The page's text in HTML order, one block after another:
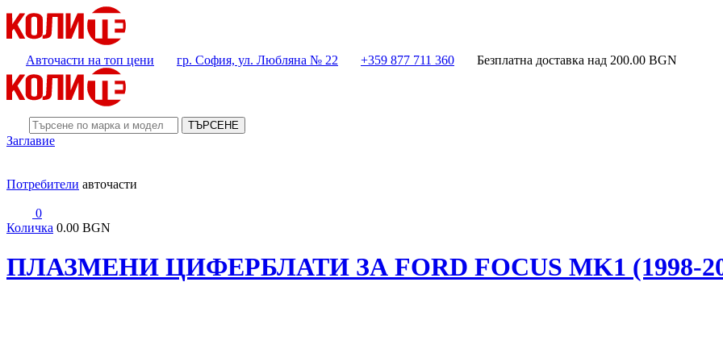
Авточасти на топ цени гр. София, ул. Любляна № 22 +359 877 711 360 Безплатна доставка над 200.00 BGN
ТЪРСЕНЕ
Заглавие
Потребители авточасти
0
Количка 0.00 BGN
ПЛАЗМЕНИ ЦИФЕРБЛАТИ ЗА FORD FOCUS MK1 (1998-